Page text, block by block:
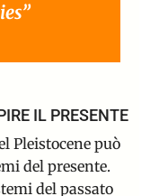
IL PRESENTE
Pleistocene può
del presente.
del passato